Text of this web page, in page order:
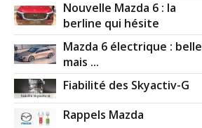
Nouvelle Mazda 6 : la
berline qui hésite
Mazda 6 électrique : belle
mais ...
Fiabilité des Skyactiv-G
Rappels Mazda